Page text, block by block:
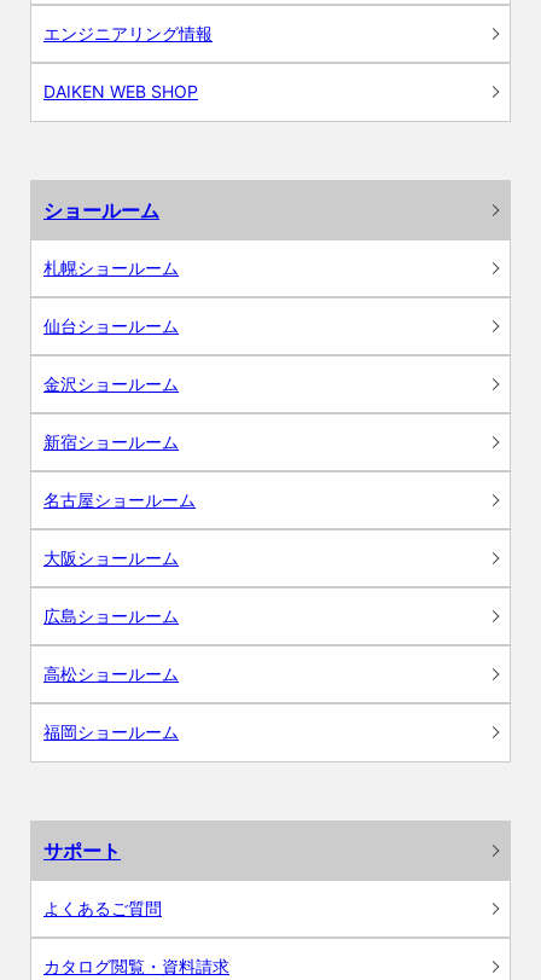
エンジニアリング情報
DAIKEN WEB SHOP
ショールーム
札幌ショールーム
仙台ショールーム
金沢ショールーム
新宿ショールーム
名古屋ショールーム
大阪ショールーム
広島ショールーム
高松ショールーム
福岡ショールーム
サポート
よくあるご質問
カタログ閲覧・資料請求